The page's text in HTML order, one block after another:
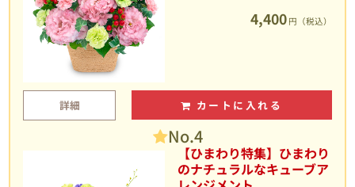
4,400 円（税込）
詳細 カートに入れる
No.4
【ひまわり特集】ひまわり
のナチュラルなキューブア